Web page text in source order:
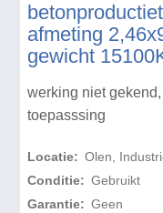
afmeting
gewicht
werking niet
toepasssing
Locatie: Olen,
Conditie: Gebruikt
Garantie: Geen